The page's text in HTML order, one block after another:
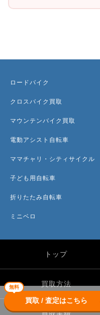
無料
買取 / 査定はこちら
ロードバイク
クロスバイク買取
マウンテンバイク買取
電動アシスト自転車
ママチャリ・シティサイクル
子ども用自転車
折りたたみ自転車
ミニベロ
トップ
買取方法
買取実績